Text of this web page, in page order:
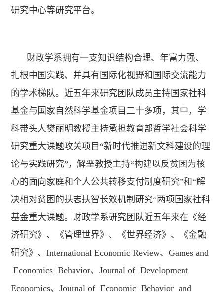
研究中心等研究平台。
财政学系拥有一支知识结构合理、年富力强、
扎根中国实践、并具有国际化视野和国际交流能力
的学术梯队。近五年来研究团队成员主持国家社科
基金与国家自然科学基金项目二十多项，其中，学
科带头人樊丽明教授主持承担教育部哲学社会科学
研究重大课题攻关项目“新时代推进新文科建设的理
论与实践研究”，解垩教授主持“构建以反贫困为核
心的面向家庭和个人公共转移支付制度研究”和“解
决相对贫困的扶志扶智长效机制研究”两项国家社科
基金重大课题。财政学系研究团队近五年来在《经
济研究》、《管理世界》、《世界经济》、《金融
研究》、International Economic Review、Games and
Economics Behavior、Journal of Development
Economics、Journal of Economic Behavior and